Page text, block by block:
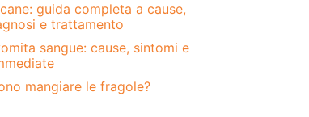
guida completa a cause,
e trattamento
sangue: cause, sintomi e
mangiare le fragole?